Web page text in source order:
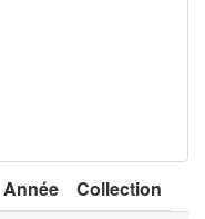
Année
Collection